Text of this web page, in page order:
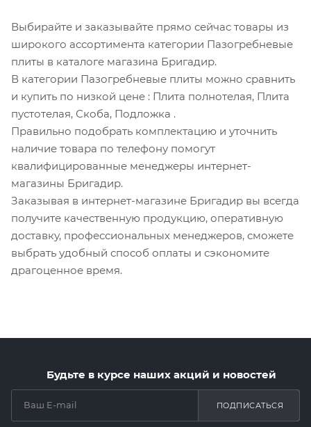
Выбирайте и заказывайте прямо сейчас товары из
широкого ассортимента категории Пазогребневые
плиты в каталоге магазина Бригадир.
В категории Пазогребневые плиты можно сравнить
и купить по низкой цене : Плита полнотелая, Плита
пустотелая, Скоба, Подложка .
Правильно подобрать комплектацию и уточнить
наличие товара по телефону помогут
квалифицированные менеджеры интернет-
магазины Бригадир.
Заказывая в интернет-магазине Бригадир вы всегда
получите качественную продукцию, оперативную
доставку, профессиональных менеджеров, сможете
выбрать удобный способ оплаты и сэкономите
драгоценное время.
Будьте в курсе наших акций и новостей
ПОДПИСАТЬСЯ